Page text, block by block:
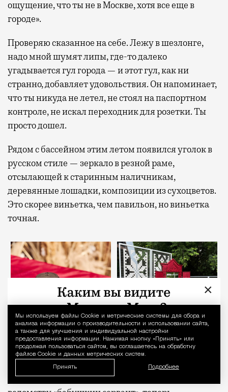
Уведомление
Мы используем файлы Сookie и метрические системы для сбора и
анализа информации о производительности и использовании сайта,
а также для улучшения и индивидуальной настройки
предоставления информации. Нажимая кнопку «Принять» или
продолжая пользоваться сайтом, вы соглашаетесь на обработку
файлов Cookie и данных метрических систем.
Принять Подробнее
ощущение, что ты не в Москве, хотя все еще в
городе».
Проверяю сказанное на себе. Лежу в шезлонге,
надо мной шумят липы, где-то далеко
угадывается гул города — и этот гул, как ни
странно, добавляет удовольствия. Он напоминает,
что ты никуда не летел, не стоял на паспортном
контроле, не искал переходник для розетки. Ты
просто дошел.
Рядом с бассейном этим летом появился уголок в
русском стиле — зеркало в резной раме,
отсылающей к старинным наличникам,
деревянные лошадки, композиции из сухоцветов.
Это скорее виньетка, чем павильон, но виньетка
точная.
Неорусский стиль сейчас на пике. Резьба, лен,
дерево — все то, что десять лет назад проходило по
×